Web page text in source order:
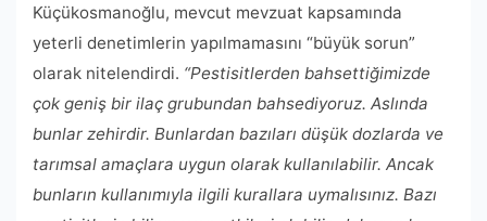
Küçükosmanoğlu, mevcut mevzuat kapsamında
yeterli denetimlerin yapılmamasını “büyük sorun”
olarak nitelendirdi. “Pestisitlerden bahsettiğimizde
çok geniş bir ilaç grubundan bahsediyoruz. Aslında
bunlar zehirdir. Bunlardan bazıları düşük dozlarda ve
tarımsal amaçlara uygun olarak kullanılabilir. Ancak
bunların kullanımıyla ilgili kurallara uymalısınız. Bazı